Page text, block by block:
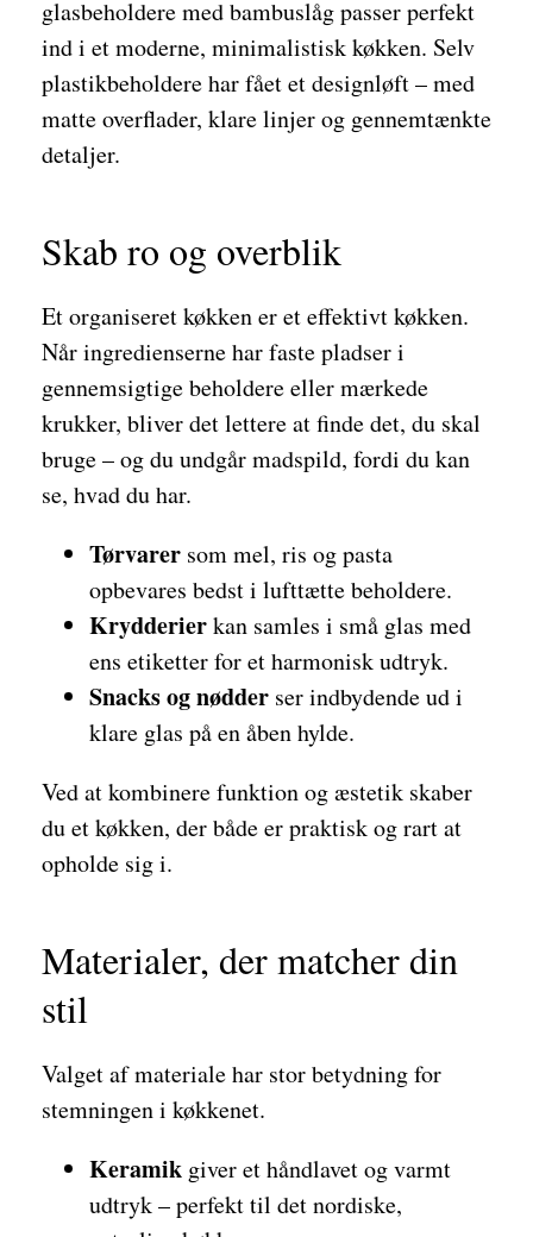
glasbeholdere med bambuslåg passer perfekt
ind i et moderne, minimalistisk køkken. Selv
plastikbeholdere har fået et designløft – med
matte overflader, klare linjer og gennemtænkte
detaljer.
Skab ro og overblik
Et organiseret køkken er et effektivt køkken.
Når ingredienserne har faste pladser i
gennemsigtige beholdere eller mærkede
krukker, bliver det lettere at finde det, du skal
bruge – og du undgår madspild, fordi du kan
se, hvad du har.
Tørvarer som mel, ris og pasta
opbevares bedst i lufttætte beholdere.
Krydderierkan samles i små glas med
ens etiketter for et harmonisk udtryk.
Snacks og nødder ser indbydende ud i
klare glas på en åben hylde.
Ved at kombinere funktion og æstetik skaber
du et køkken, der både er praktisk og rart at
opholde sig i.
Materialer, der matcher din
stil
Valget af materiale har stor betydning for
stemningen i køkkenet.
Keramik giver et håndlavet og varmt
udtryk – perfekt til det nordiske,